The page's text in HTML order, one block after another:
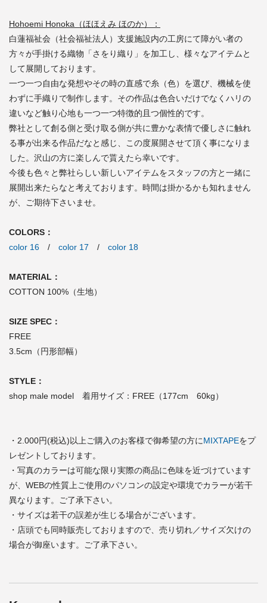
Hohoemi Honoka（ほほえみ ほのか）：
白蓮福祉会（社会福祉法人）支援施設内の工房にて障がい者の
方々が手掛ける織物「さをり織り」を加工し、様々なアイテムと
して展開しております。
一つ一つ自由な発想やその時の直感で糸（色）を選び、機械を使
わずに手織りで制作します。その作品は色合いだけでなくハリの
違いなど触り心地も一つ一つ特徴的且つ個性的です。
弊社として創る側と受け取る側が共に豊かな表情で優しさに触れ
る事が出来る作品だなと感じ、この度展開させて頂く事になりま
した。沢山の方に楽しんで貰えたら幸いです。
今後も色々と弊社らしい新しいアイテムをスタッフの方と一緒に
展開出来たらなと考えております。時間は掛かるかも知れません
が、ご期待下さいませ。
COLORS：
color 16 / color 17 / color 18
MATERIAL：
COTTON 100%（生地）
SIZE SPEC：
FREE
3.5cm（円形部幅）
STYLE：
shop male model 着用サイズ：FREE（177cm 60kg）
・2.000円(税込)以上ご購入のお客様で御希望の方にMIXTAPEをプ
レゼントしております。
・写真のカラーは可能な限り実際の商品に色味を近づけています
が、WEBの性質上ご使用のパソコンの設定や環境でカラーが若干
異なります。ご了承下さい。
・サイズは若干の誤差が生じる場合がございます。
・店頭でも同時販売しておりますので、売り切れ／サイズ欠けの
場合が御座います。ご了承下さい。